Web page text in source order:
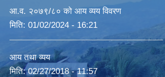
आ.व. २०७९/८० को आय व्यय विवरण
मिति: 01/02/2024 - 16:21
आय तथा व्यय
मिति:02/27/2018 - 11:57